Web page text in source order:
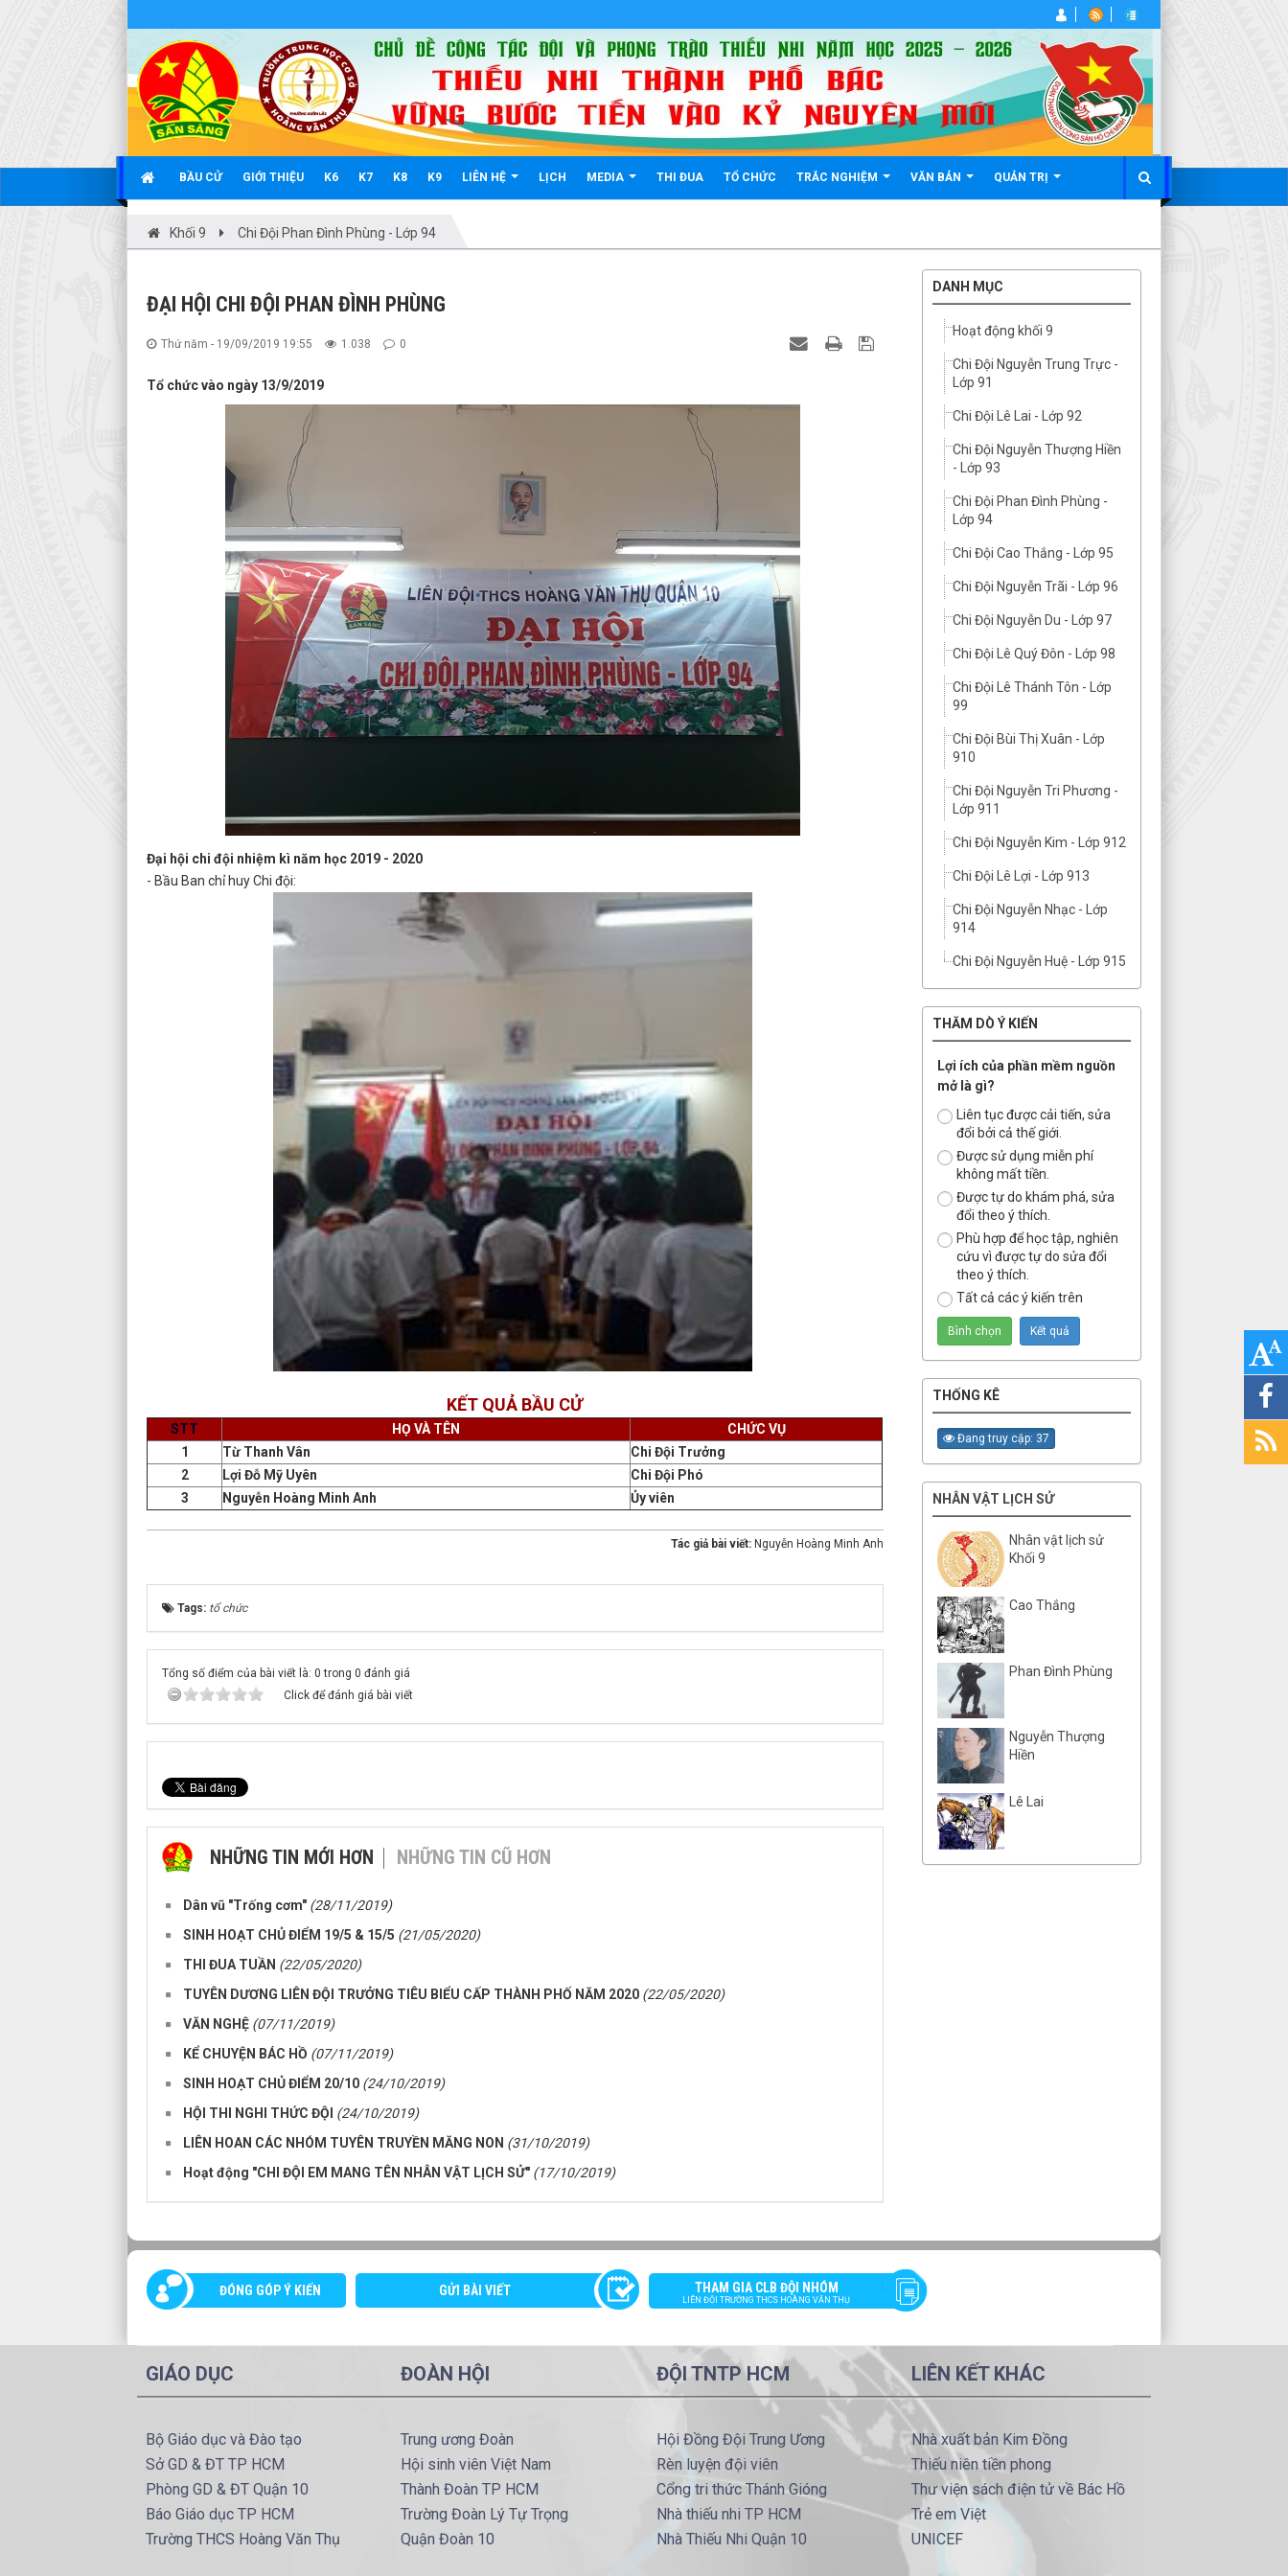
BẦU CỬ GIỚI THIỆU K6 K7 K8 K9 LIÊN HỆ LỊCH MEDIA THI ĐUA TỔ CHỨC TRẮC NGHIỆM VĂN BẢN QUẢN TRỊ
Khối 9 Chi Đội Phan Đình Phùng - Lớp 94
ĐẠI HỘI CHI ĐỘI PHAN ĐÌNH PHÙNG
Thứ năm - 19/09/2019 19:55 1.038 0
Tổ chức vào ngày 13/9/2019
Đại hội chi đội nhiệm kì năm học 2019 - 2020
- Bầu Ban chỉ huy Chi đội:
KẾT QUẢ BẦU CỬ
STT HỌ VÀ TÊN
CHỨC VỤ
1
Từ Thanh Vân
Chi Đội Trưởng
2
Lợi Đỗ Mỹ Uyên
Chi Đội Phó
3
Nguyễn Hoàng Minh Anh Ủy viên
Tác giả bài viết: Nguyễn Hoàng Minh Anh
Tags: tổ chức
Tổng số điểm của bài viết là: 0 trong 0 đánh giá
Click để đánh giá bài viết
NHỮNG TIN MỚI HƠN NHỮNG TIN CŨ HƠN
Dân vũ "Trống cơm" (28/11/2019)
SINH HOẠT CHỦ ĐIỂM 19/5 & 15/5 (21/05/2020)
THI ĐUA TUẦN (22/05/2020)
TUYÊN DƯƠNG LIÊN ĐỘI TRƯỞNG TIÊU BIỂU CẤP THÀNH PHỐ NĂM 2020 (22/05/2020)
VĂN NGHỆ (07/11/2019)
KỂ CHUYỆN BÁC HỒ (07/11/2019)
SINH HOẠT CHỦ ĐIỂM 20/10 (24/10/2019)
HỘI THI NGHI THỨC ĐỘI (24/10/2019)
LIÊN HOAN CÁC NHÓM TUYÊN TRUYỀN MĂNG NON (31/10/2019)
Hoạt động "CHI ĐỘI EM MANG TÊN NHÂN VẬT LỊCH SỬ" (17/10/2019)
DANH MỤC
Hoạt động khối 9
Chi Đội Nguyễn Trung Trực -
Lớp 91
Chi Đội Lê Lai - Lớp 92
Chi Đội Nguyễn Thượng Hiền
- Lớp 93
Chi Đội Phan Đình Phùng -
Lớp 94
Chi Đội Cao Thắng - Lớp 95
Chi Đội Nguyễn Trãi - Lớp 96
Chi Đội Nguyễn Du - Lớp 97
Chi Đội Lê Quý Đôn - Lớp 98
Chi Đội Lê Thánh Tôn - Lớp
99
Chi Đội Bùi Thị Xuân - Lớp
910
Chi Đội Nguyễn Tri Phương -
Lớp 911
Chi Đội Nguyễn Kim - Lớp 912
Chi Đội Lê Lợi - Lớp 913
Chi Đội Nguyễn Nhạc - Lớp
914
Chi Đội Nguyễn Huệ - Lớp 915
THĂM DÒ Ý KIẾN
Lợi ích của phần mềm nguồn
mở là gì?
Liên tục được cải tiến, sửa
đổi bởi cả thế giới.
Được sử dụng miễn phí
không mất tiền.
Được tự do khám phá, sửa
đổi theo ý thích.
Phù hợp để học tập, nghiên
cứu vì được tự do sửa đổi
theo ý thích.
Tất cả các ý kiến trên
THỐNG KÊ
Đang truy cập: 37
NHÂN VẬT LỊCH SỬ
Nhân vật lịch sử
Khối 9
Cao Thắng
Phan Đình Phùng
Nguyễn Thượng
Hiền
Lê Lai
ĐÓNG GÓP Ý KIẾN GỬI BÀI VIẾT THAM GIA CLB ĐỘI NHÓM
LIÊN ĐỘI TRƯỜNG THCS HOÀNG VĂN THỤ
GIÁO DỤC
Bộ Giáo dục và Đào tạo
Sở GD & ĐT TP HCM
Phòng GD & ĐT Quận 10
Báo Giáo dục TP HCM
Trường THCS Hoàng Văn Thụ
ĐOÀN HỘI
Trung ương Đoàn
Hội sinh viên Việt Nam
Thành Đoàn TP HCM
Trường Đoàn Lý Tự Trọng
Quận Đoàn 10
ĐỘI TNTP HCM
Hội Đồng Đội Trung Ương
Rèn luyện đội viên
Cổng tri thức Thánh Gióng
Nhà thiếu nhi TP HCM
Nhà Thiếu Nhi Quận 10
LIÊN KẾT KHÁC
Nhà xuất bản Kim Đồng
Thiếu niên tiền phong
Thư viện sách điện tử về Bác Hồ
Trẻ em Việt
UNICEF